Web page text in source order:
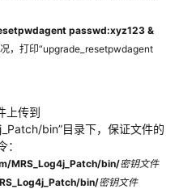
passwd:xyz123 &
，打印“upgrade_resetpwdagent
上传到
bin”目录下，保证文件的
MRS_Log4j_Patch/bin/密钥文件
bin/密钥文件